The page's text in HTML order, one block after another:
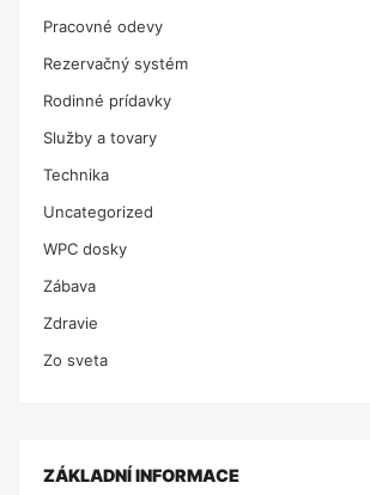
Pracovné odevy
Rezervačný systém
Rodinné prídavky
Služby a tovary
Technika
Uncategorized
WPC dosky
Zábava
Zdravie
Zo sveta
ZÁKLADNÍ INFORMACE